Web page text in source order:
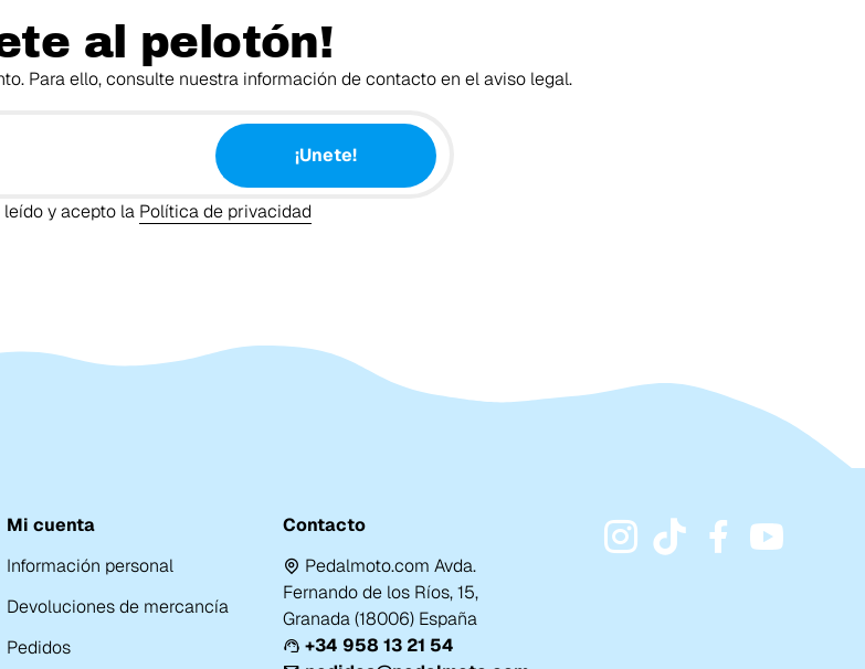
al pelotón!
Para ello, consulte nuestra información de contacto en el aviso legal.
¡Unete!
leído y acepto la Política de privacidad
Mi cuenta
Información personal
Devoluciones de mercancía
Pedidos
Contacto
Pedalmoto.com Avda.
Fernando de los Ríos, 15,
Granada (18006) España
+34 958 13 21 54